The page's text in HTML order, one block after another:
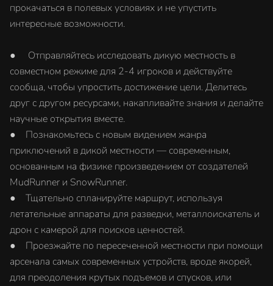
прокачаться в полевых условиях и не упустить
интересные возможности.
● Отправляйтесь исследовать дикую местность в
совместном режиме для 2-4 игроков и действуйте
сообща, чтобы упростить достижение цели. Делитесь
друг с другом ресурсами, накапливайте знания и делайте
научные открытия вместе.
● Познакомьтесь с новым видением жанра
приключений в дикой местности — современным,
основанным на физике произведением от создателей
MudRunner и SnowRunner.
● Тщательно спланируйте маршрут, используя
летательные аппараты для разведки, металлоискатель и
дрон с камерой для поисков ценностей.
● Проезжайте по пересеченной местности при помощи
арсенала самых современных устройств, вроде якорей,
для преодоления крутых подъемов и спусков, или